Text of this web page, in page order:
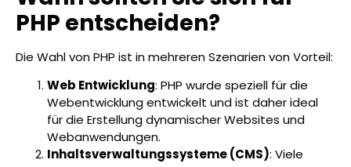
PHP entscheiden?
Die Wahl von PHP ist in mehreren Szenarien von Vorteil:
Web Entwicklung: PHP wurde speziell für die
Webentwicklung entwickelt und ist daher ideal
für die Erstellung dynamischer Websites und
Webanwendungen.
Inhaltsverwaltungssysteme (CMS): Viele